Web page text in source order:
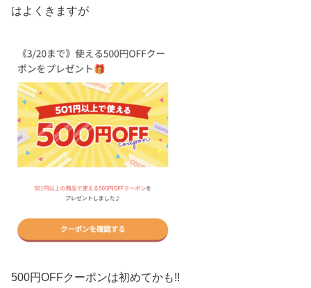
はよくきますが
500円OFFクーポンは初めてかも!!